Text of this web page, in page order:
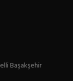
Başakşehir